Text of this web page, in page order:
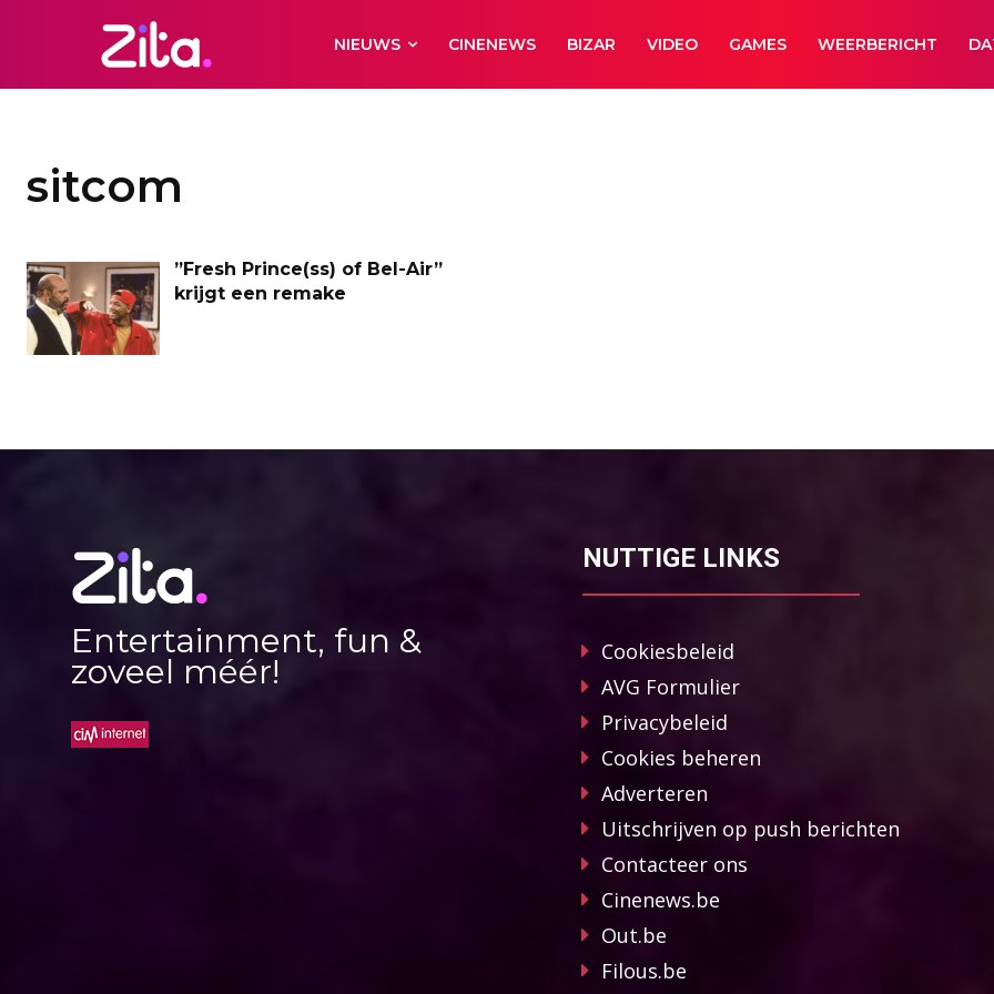
NIEUWS CINENEWS BIZAR VIDEO GAMES WEERBERICHT
sitcom
”Fresh Prince(ss) of Bel-Air”
krijgt een remake
Entertainment, fun &
zoveel méér!
NUTTIGE LINKS
Cookiesbeleid
AVG Formulier
Privacybeleid
Cookies beheren
Adverteren
Uitschrijven op push berichten
Contacteer ons
Cinenews.be
Out.be
Filous.be